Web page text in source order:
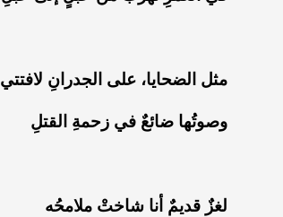
‏مثل الضحايا، على الجدرانِ لافتتي
‏وصوتُها ضائعٌ في زحمةِ القتلِ
‏لغزٌ قديمٌ أنا شاختْ ملامحُه